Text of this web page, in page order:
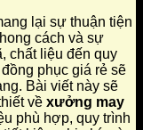
lại sự thuận tiện
cách và sự
chất liệu đến quy
phục giá rẻ sẽ
Bài viết này sẽ
về xưởng may
phù hợp, quy trình